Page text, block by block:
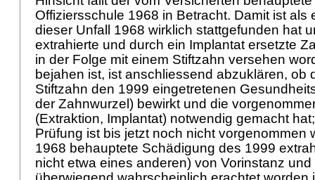
Offiziersschule 1968 in Betracht. Damit ist als
dieser Unfall 1968 wirklich stattgefunden hat
extrahierte und durch ein Implantat ersetzte
in der Folge mit einem Stiftzahn versehen
bejahen ist, ist anschliessend abzuklären, ob
Stiftzahn den 1999 eingetretenen
der Zahnwurzel) bewirkt und die
(Extraktion, Implantat) notwendig gemacht
Prüfung ist bis jetzt noch nicht vorgenommen
1968 behauptete Schädigung des 1999
nicht etwa eines anderen) von Vorinstanz